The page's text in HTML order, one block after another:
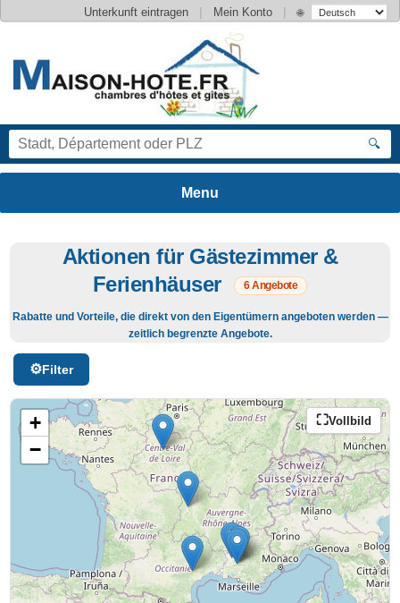
Unterkunft eintragen | Mein Konto | 🌐
🔍
Aktionen für Gästezimmer &
Ferienhäuser
6 Angebote
Rabatte und Vorteile, die direkt von den Eigentümern angeboten werden —
zeitlich begrenzte Angebote.
Filter
Vollbild
+
−